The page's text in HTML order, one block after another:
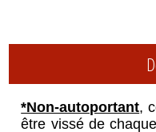
*Non-autoportant,
être vissé de